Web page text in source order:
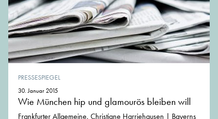
PRESSESPIEGEL
30. Januar 2015
Wie München hip und glamourös bleiben will
Frankfurter Allgemeine, Christiane Harriehausen | Bayerns